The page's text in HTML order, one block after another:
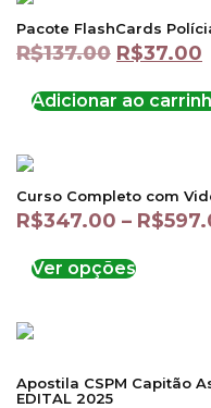
Pacote FlashCards
R$137.00 R$37.00
Adicionar ao
Curso Completo com
R$347.00 – R$
Ver opções
Apostila CSPM Capitão
EDITAL 2025